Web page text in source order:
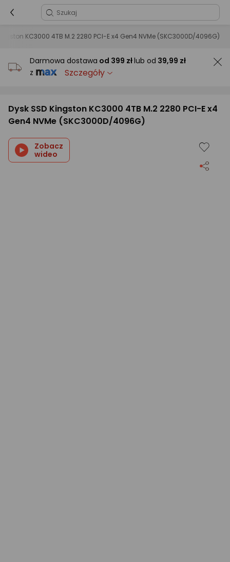
KC3000 4TB M.2 2280 PCI-E x4 Gen4 NVMe (SKC3000D/4096G)
Darmowa dostawa od 399 złlub od 39,99 zł
z
Szczegóły
Dysk SSD Kingston KC3000 4TB M.2 2280 PCI-E x4
Gen4 NVMe (SKC3000D/4096G)
Zobacz
wideo